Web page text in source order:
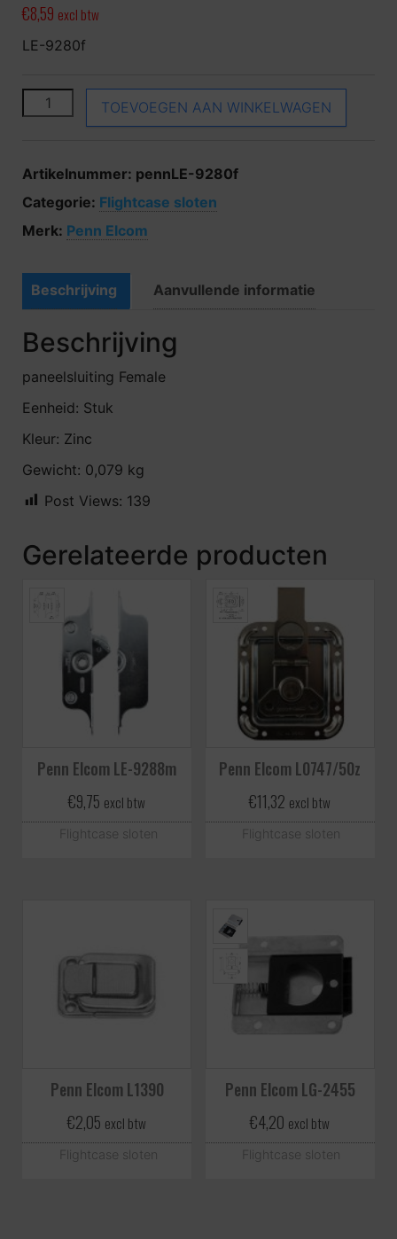
€8,59 excl btw
LE-9280f
Penn Elcom LE-9280f aantal
TOEVOEGEN AAN WINKELWAGEN
Artikelnummer: pennLE-9280f
Categorie: Flightcase sloten
Merk: Penn Elcom
Beschrijving Aanvullende informatie
Beschrijving
paneelsluiting Female
Eenheid: Stuk
Kleur: Zinc
Gewicht: 0,079 kg
Post Views: 139
Gerelateerde producten
Penn Elcom LE-9288m
€9,75 excl btw
Flightcase sloten
Penn Elcom L0747/50z
€11,32 excl btw
Flightcase sloten
Penn Elcom L1390
€2,05 excl btw
Flightcase sloten
Penn Elcom LG-2455
€4,20 excl btw
Flightcase sloten